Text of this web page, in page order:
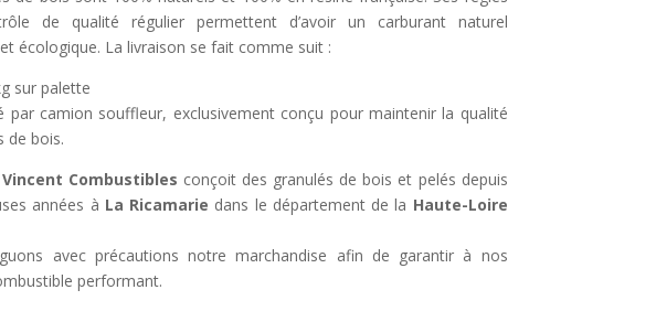
de qualité régulier permettent d’avoir un carburant naturel
écologique. La livraison se fait comme suit :
sur palette
par camion souffleur, exclusivement conçu pour maintenir la qualité
de bois.
Vincent Combustibles conçoit des granulés de bois et pelés depuis
années à La Ricamarie dans le département de la Haute-Loire
avec précautions notre marchandise afin de garantir à nos
performant.